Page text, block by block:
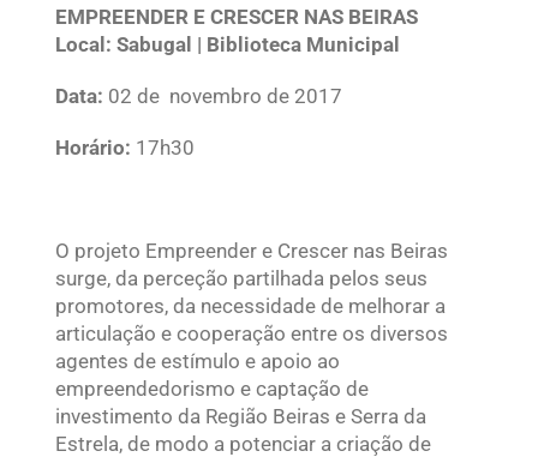
EMPREENDER E CRESCER NAS BEIRAS
Local: Sabugal | Biblioteca Municipal
Data: 02 de novembro de 2017
Horário: 17h30
O projeto Empreender e Crescer nas Beiras
surge, da perceção partilhada pelos seus
promotores, da necessidade de melhorar a
articulação e cooperação entre os diversos
agentes de estímulo e apoio ao
empreendedorismo e captação de
investimento da Região Beiras e Serra da
Estrela, de modo a potenciar a criação de